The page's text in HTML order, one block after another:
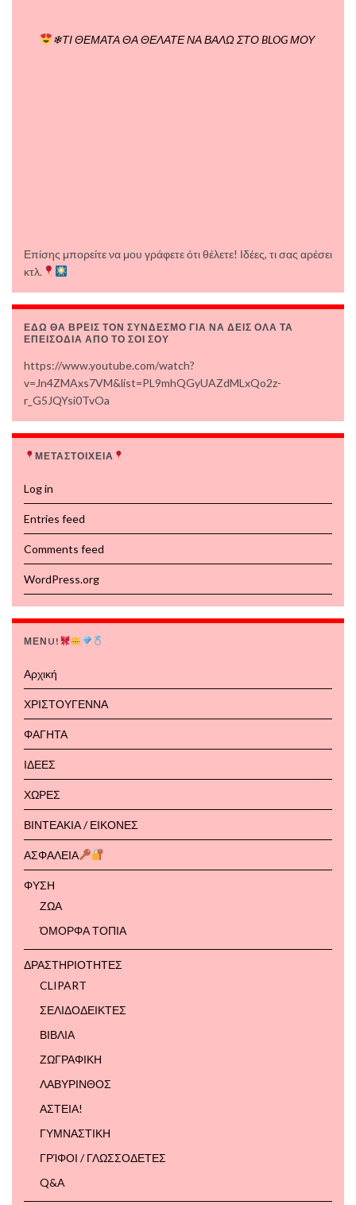
❄ΤΙ ΘΕΜΑΤΑ ΘΑ ΘΕΛΑΤΕ ΝΑ ΒΑΛΩ ΣΤΟ BLOG ΜΟΥ
Επίσης μπορείτε να μου γράφετε ότι θέλετε! Ιδέες, τι σας αρέσει
κτλ.
ΕΔΩ ΘΑ ΒΡΕΙΣ ΤΟΝ ΣΥΝΔΕΣΜΟ ΓΙΑ ΝΑ ΔΕΙΣ ΟΛΑ ΤΑ
ΕΠΕΙΣΟΔΙΑ ΑΠΟ ΤΟ ΣΟΙ ΣΟΥ
https://www.youtube.com/watch?
v=Jn4ZMAxs7VM&list=PL9mhQGyUAZdMLxQo2z-
r_G5JQYsi0TvOa
ΜΕΤΑΣΤΟΙΧΕΙΑ
Log in
Entries feed
Comments feed
WordPress.org
ΜΕΝU!
Αρχική
ΧΡΙΣΤΟΥΓΕΝΝΑ
ΦΑΓΗΤΑ
ΙΔΕΕΣ
ΧΩΡΕΣ
ΒΙΝΤΕΑΚΙΑ / ΕΙΚΟΝΕΣ
ΑΣΦΑΛΕΙΑ
ΦΥΣΗ
ΖΩΑ
ΌΜΟΡΦΑ ΤΟΠΙΑ
ΔΡΑΣΤΗΡΙΟΤΗΤΕΣ
CLIPART
ΣΕΛΙΔΟΔΕΙΚΤΕΣ
ΒΙΒΛΙΑ
ΖΩΓΡΑΦΙΚΗ
ΛΑΒΥΡΙΝΘΟΣ
ΑΣΤΕΙΑ!
ΓΥΜΝΑΣΤΙΚΗ
ΓΡΊΦΟΙ / ΓΛΩΣΣΟΔΕΤΕΣ
Q&A